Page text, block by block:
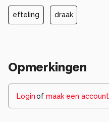
efteling draak
Opmerkingen
Loginof maak een account